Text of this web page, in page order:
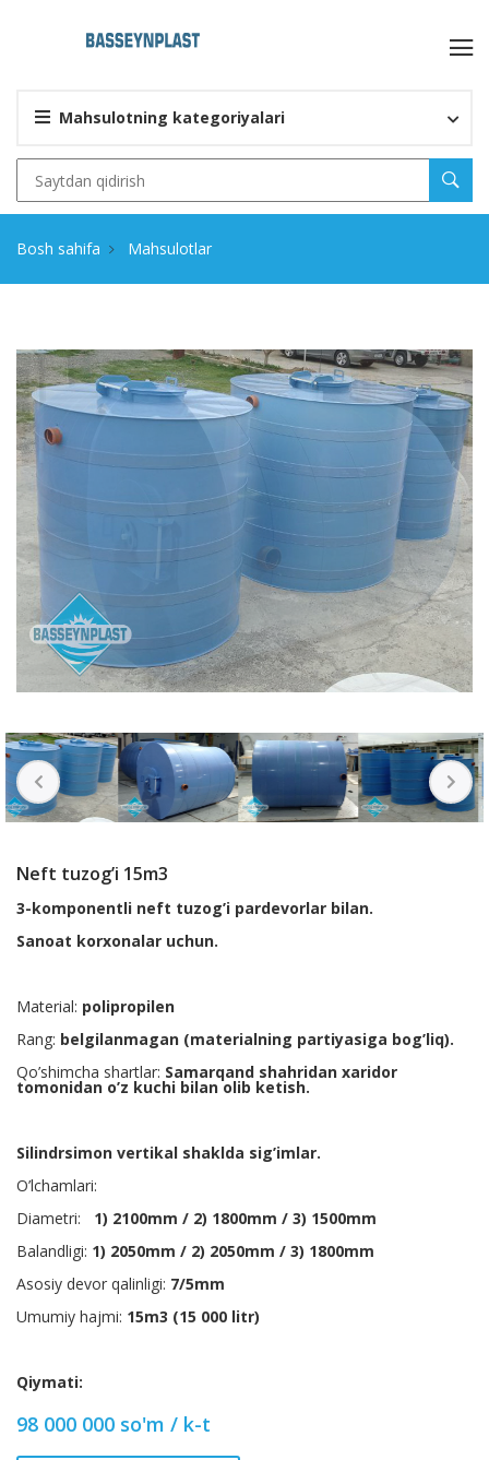
Mahsulotning kategoriyalari
Bosh sahifa Mahsulotlar
Neft tuzog’i 15m3
3-komponentli neft tuzog’i pardevorlar bilan.
Sanoat korxonalar uchun.
Material: polipropilen
Rang: belgilanmagan (materialning partiyasiga bog’liq).
Qo’shimcha shartlar: Samarqand shahridan xaridor
tomonidan o’z kuchi bilan olib ketish.
Silindrsimon vertikal shaklda sig’imlar.
O’lchamlari:
Diametri: 1) 2100mm / 2) 1800mm / 3) 1500mm
Balandligi: 1) 2050mm / 2) 2050mm / 3) 1800mm
Asosiy devor qalinligi: 7/5mm
Umumiy hajmi: 15m3 (15 000 litr)
Qiymati:
98 000 000 so'm / k-t